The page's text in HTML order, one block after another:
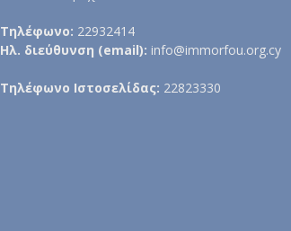
Τηλέφωνο: 22932414
Ηλ. διεύθυνση (email): info@immorfou.org.cy
Τηλέφωνο Ιστοσελίδας: 22823330